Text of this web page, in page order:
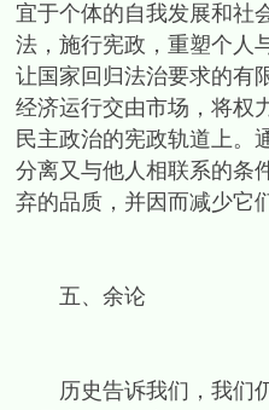
宜于个体的自我发展和社
法，施行宪政，重塑个人
让国家回归法治要求的有
经济运行交由市场，将权
民主政治的宪政轨道上。
分离又与他人相联系的条
弃的品质，并因而减少它
五、余论
历史告诉我们，我们仍